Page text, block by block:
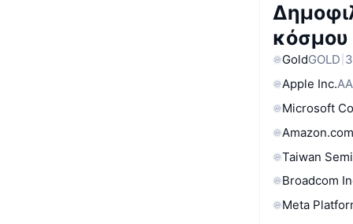
κόσμου
GoldGOLD
Apple Inc.
Microsoft
Taiwan
Broadcom
Meta